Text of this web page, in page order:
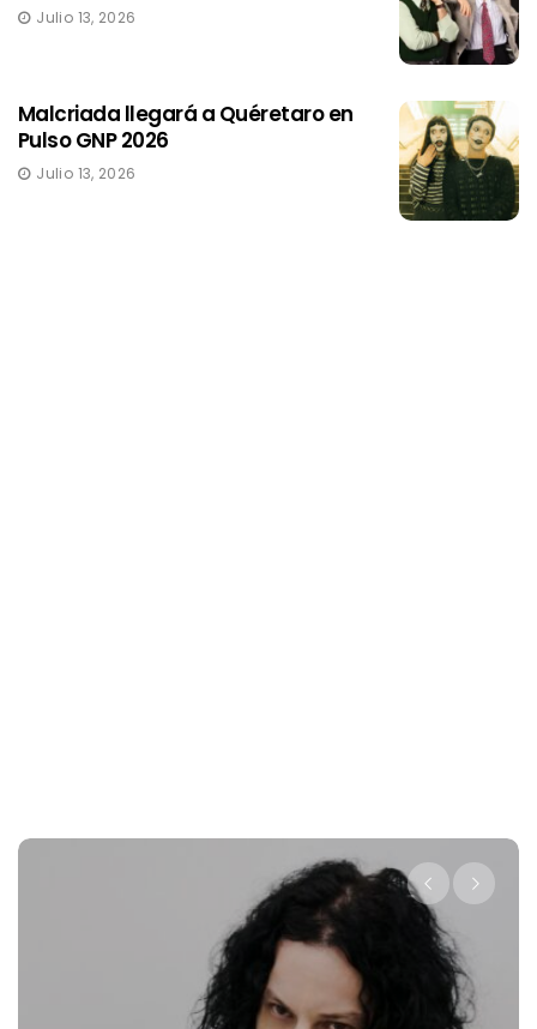
Julio 13, 2026
Malcriada llegará a Quéretaro en
Pulso GNP 2026
Julio 13, 2026